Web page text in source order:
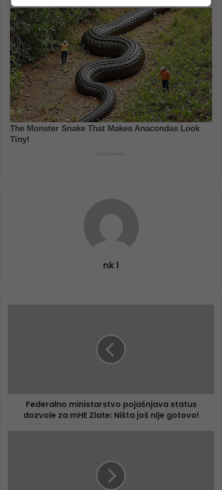
nk 1
Federalno ministarstvo pojašnjava status
dozvole za mHE Zlate: Ništa još nije gotovo!